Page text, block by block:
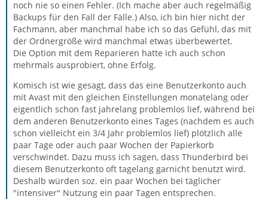
noch nie so einen Fehler. (Ich mache aber auch regelmäßig
Backups für den Fall der Fälle.) Also, ich bin hier nicht der
Fachmann, aber manchmal habe ich so das Gefühl, das mit
der Ordnergröße wird manchmal etwas überbewertet.
Die Option mit dem Reparieren hatte ich auch schon
mehrmals ausprobiert, ohne Erfolg.
Komisch ist wie gesagt, dass das eine Benutzerkonto auch
mit Avast mit den gleichen Einstellungen monatelang oder
eigentlich schon fast jahrelang problemlos lief, während bei
dem anderen Benutzerkonto eines Tages (nachdem es auch
schon vielleicht ein 3/4 Jahr problemlos lief) plötzlich alle
paar Tage oder auch paar Wochen der Papierkorb
verschwindet. Dazu muss ich sagen, dass Thunderbird bei
diesem Benutzerkonto oft tagelang garnicht benutzt wird.
Deshalb würden soz. ein paar Wochen bei täglicher
"intensiver" Nutzung ein paar Tagen entsprechen.